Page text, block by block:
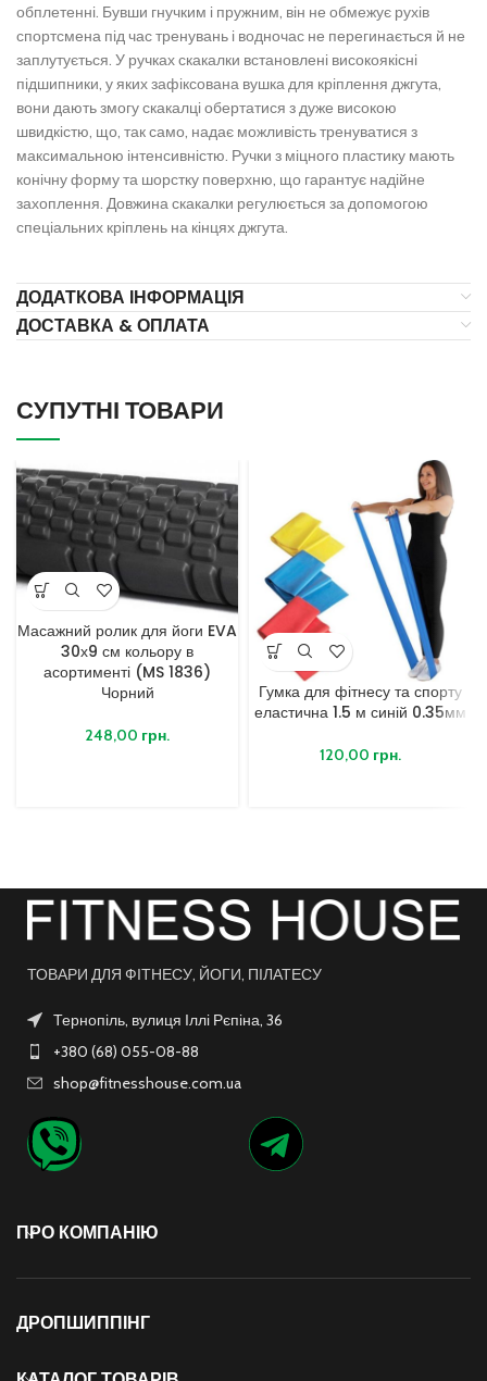
обплетенні. Бувши гнучким і пружним, він не обмежує рухів
спортсмена під час тренувань і водночас не перегинається й не
заплутується. У ручках скакалки встановлені високоякісні
підшипники, у яких зафіксована вушка для кріплення джгута,
вони дають змогу скакалці обертатися з дуже високою
швидкістю, що, так само, надає можливість тренуватися з
максимальною інтенсивністю. Ручки з міцного пластику мають
конічну форму та шорстку поверхню, що гарантує надійне
захоплення. Довжина скакалки регулюється за допомогою
спеціальних кріплень на кінцях джгута.
ДОДАТКОВА ІНФОРМАЦІЯ
ДОСТАВКА & ОПЛАТА
СУПУТНІ ТОВАРИ
Масажний ролик для йоги EVA
30х9 см кольору в
асортименті (MS 1836)
Чорний
248,00 грн.
Гумка для фітнесу та спорту
еластична 1.5 м синій 0.35мм
120,00 грн.
ТОВАРИ ДЛЯ ФІТНЕСУ, ЙОГИ, ПІЛАТЕСУ
Тернопіль, вулиця Іллі Рєпіна, 36
+380 (68) 055-08-88
shop@fitnesshouse.com.ua
ПРО КОМПАНІЮ
ДРОПШИППІНГ